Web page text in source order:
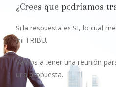
¿Crees que podríamos
Si la respuesta es SI, lo cual
mi TRIBU.
Vamos a tener una reunión
una propuesta.